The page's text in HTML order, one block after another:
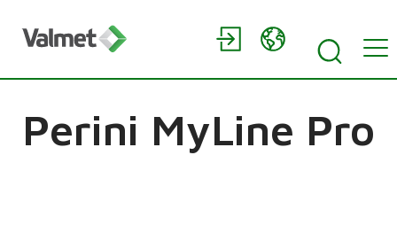
Perini MyLine Pro